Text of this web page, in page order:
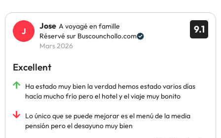
9.1
Jose A voyagé en famille
Réservé sur Buscounchollo.com
Mars 2026
Excellent
Ha estado muy bien la verdad hemos estado varios días
hacía mucho frío pero el hotel y el viaje muy bonito
Lo único que se puede mejorar es el menú de la media
pensión pero el desayuno muy bien